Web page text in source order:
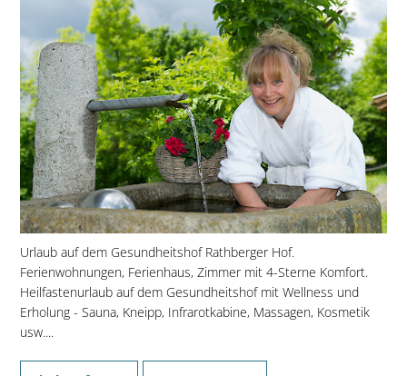
Urlaub auf dem Gesundheitshof Rathberger Hof.
Ferienwohnungen, Ferienhaus, Zimmer mit 4-Sterne Komfort.
Heilfastenurlaub auf dem Gesundheitshof mit Wellness und
Erholung - Sauna, Kneipp, Infrarotkabine, Massagen, Kosmetik
usw....